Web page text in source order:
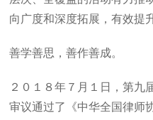
向广度和深度拓展，有效提
善学善思，善作善成。
２０１８年７月１日，第九
审议通过了《中华全国律师